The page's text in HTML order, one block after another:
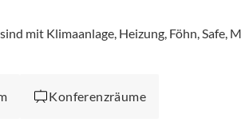
mit Klimaanlage, Heizung, Föhn, Safe,
Konferenzräume